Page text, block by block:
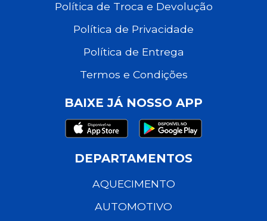
Política de Troca e Devolução
Política de Privacidade
Política de Entrega
Termos e Condições
BAIXE JÁ NOSSO APP
DEPARTAMENTOS
AQUECIMENTO
AUTOMOTIVO